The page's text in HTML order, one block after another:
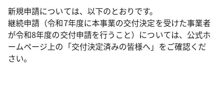
新規申請については、以下のとおりです。
継続申請（令和7年度に本事業の交付決定を受けた事業者
が令和8年度の交付申請を行うこと）については、公式ホ
ームページ上の「交付決定済みの皆様へ」をご確認くだ
さい。